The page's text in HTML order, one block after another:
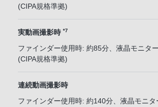
(CIPA規格準拠)
実動画撮影時 *7
ファインダー使用時: 約85分、液晶モニタ
(CIPA規格準拠)
連続動画撮影時
ファインダー使用時: 約140分、液晶モニ